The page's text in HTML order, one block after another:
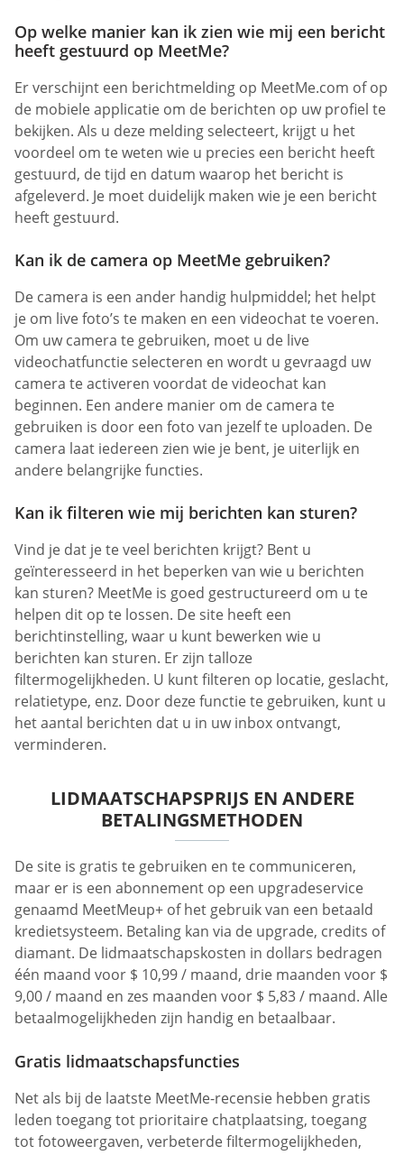
Op welke manier kan ik zien wie mij een bericht
heeft gestuurd op MeetMe?
Er verschijnt een berichtmelding op MeetMe.com of op
de mobiele applicatie om de berichten op uw profiel te
bekijken. Als u deze melding selecteert, krijgt u het
voordeel om te weten wie u precies een bericht heeft
gestuurd, de tijd en datum waarop het bericht is
afgeleverd. Je moet duidelijk maken wie je een bericht
heeft gestuurd.
Kan ik de camera op MeetMe gebruiken?
De camera is een ander handig hulpmiddel; het helpt
je om live foto’s te maken en een videochat te voeren.
Om uw camera te gebruiken, moet u de live
videochatfunctie selecteren en wordt u gevraagd uw
camera te activeren voordat de videochat kan
beginnen. Een andere manier om de camera te
gebruiken is door een foto van jezelf te uploaden. De
camera laat iedereen zien wie je bent, je uiterlijk en
andere belangrijke functies.
Kan ik filteren wie mij berichten kan sturen?
Vind je dat je te veel berichten krijgt? Bent u
geïnteresseerd in het beperken van wie u berichten
kan sturen? MeetMe is goed gestructureerd om u te
helpen dit op te lossen. De site heeft een
berichtinstelling, waar u kunt bewerken wie u
berichten kan sturen. Er zijn talloze
filtermogelijkheden. U kunt filteren op locatie, geslacht,
relatietype, enz. Door deze functie te gebruiken, kunt u
het aantal berichten dat u in uw inbox ontvangt,
verminderen.
LIDMAATSCHAPSPRIJS EN ANDERE
BETALINGSMETHODEN
De site is gratis te gebruiken en te communiceren,
maar er is een abonnement op een upgradeservice
genaamd MeetMeup+ of het gebruik van een betaald
kredietsysteem. Betaling kan via de upgrade, credits of
diamant. De lidmaatschapskosten in dollars bedragen
één maand voor $ 10,99 / maand, drie maanden voor $
9,00 / maand en zes maanden voor $ 5,83 / maand. Alle
betaalmogelijkheden zijn handig en betaalbaar.
Gratis lidmaatschapsfuncties
Net als bij de laatste MeetMe-recensie hebben gratis
leden toegang tot prioritaire chatplaatsing, toegang
tot fotoweergaven, verbeterde filtermogelijkheden,